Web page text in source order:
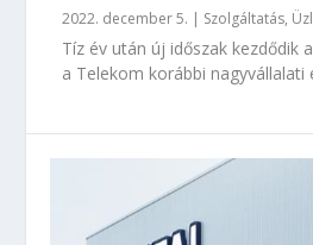
2022. december 5. | Szolgáltatás,
Tíz év után új időszak kezdődik
a Telekom korábbi nagyvállalati